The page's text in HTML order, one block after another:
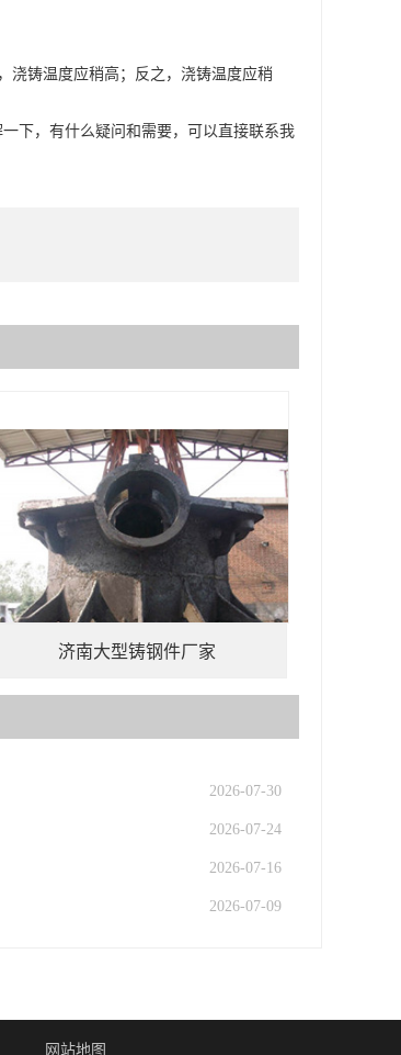
浇铸温度应稍高；反之，浇铸温度应稍
下，有什么疑问和需要，可以直接联系我
济南大型铸钢件厂家
2026-07-30
2026-07-24
2026-07-16
2026-07-09
网站地图